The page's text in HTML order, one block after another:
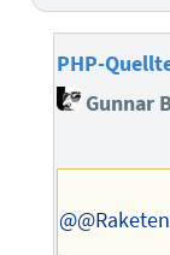
PHP-
Gunnar